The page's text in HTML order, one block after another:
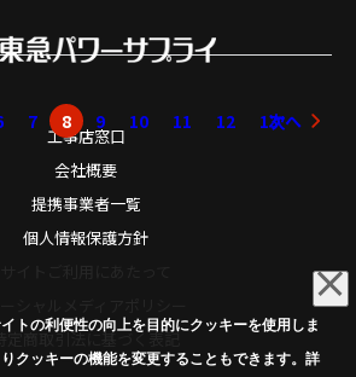
7 8 9 10 11 12 13次へ
工事店窓口
会社概要
提携事業者一覧
個人情報保護方針
定商取引法に基づく表記
トの利便性の向上を目的にクッキーを使用しま
クッキーの機能を変更することもできます。詳